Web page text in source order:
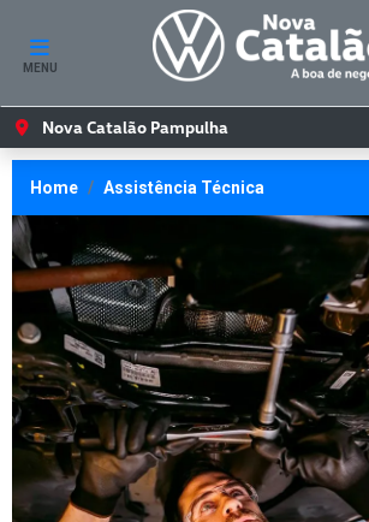
MENU
Nova Catalão Pampulha
Home Assistência Técnica